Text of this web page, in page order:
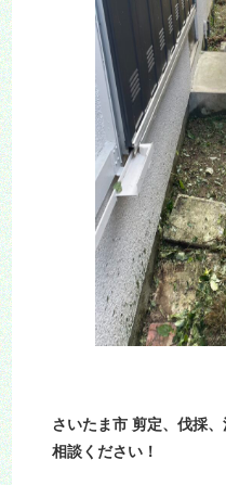
さいたま市 剪定、伐採
相談ください！